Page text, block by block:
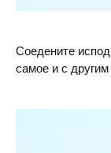
Соедените
самое и с другим